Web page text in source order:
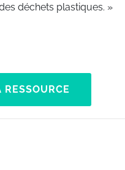
déchets plastiques. »
RESSOURCE